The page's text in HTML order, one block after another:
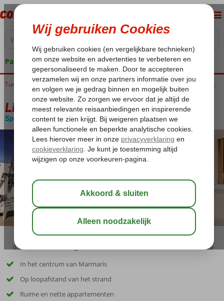
Pakketgarantie
Home
Turkije Egeische kust Marmaris Marmaris-Centrum Liman Appartementen
Liman Appartementen
Special category Logies-Appartement
03:30 bewaar
In het centrum van Marmaris
Op loopafstand van het strand
Ruime en nette appartementen